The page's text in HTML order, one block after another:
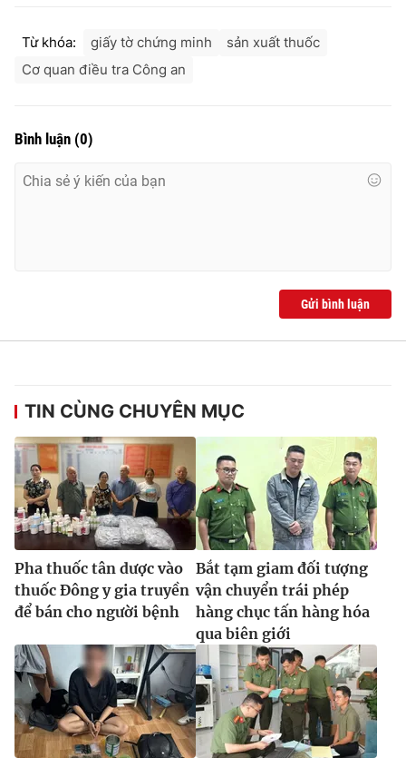
Cơ quan báo chí:
Thời báo VTV
Nguyễn Thị Mỹ Hạnh, Phạm Quốc Thắng,
Liên hệ quảng cáo:024-7300.7108
® Cấm sao chép dưới mọi hình thức nếu không có sự chấp
thuận bằng văn bản. Ghi rõ nguồn VTV.vn khi phát hành lại
thông tin từ website này.
Từ khóa: giấy tờ chứng minh
sản xuất thuốc
Cơ quan điều tra Công an
Bình luận (0)
Gửi bình luận
TIN CÙNG CHUYÊN MỤC
Pha thuốc tân dược vào
thuốc Đông y gia truyền
để bán cho người bệnh
Bắt tạm giam đối tượng
vận chuyển trái phép
hàng chục tấn hàng hóa
qua biên giới